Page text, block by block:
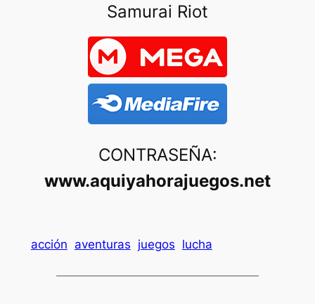
Samurai Riot
CONTRASEÑA:
www.aquiyahorajuegos.net
acción aventuras juegos lucha